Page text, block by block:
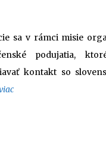
sa v rámci misie
podujatia,
kontakt so